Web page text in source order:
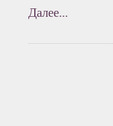
Далее...